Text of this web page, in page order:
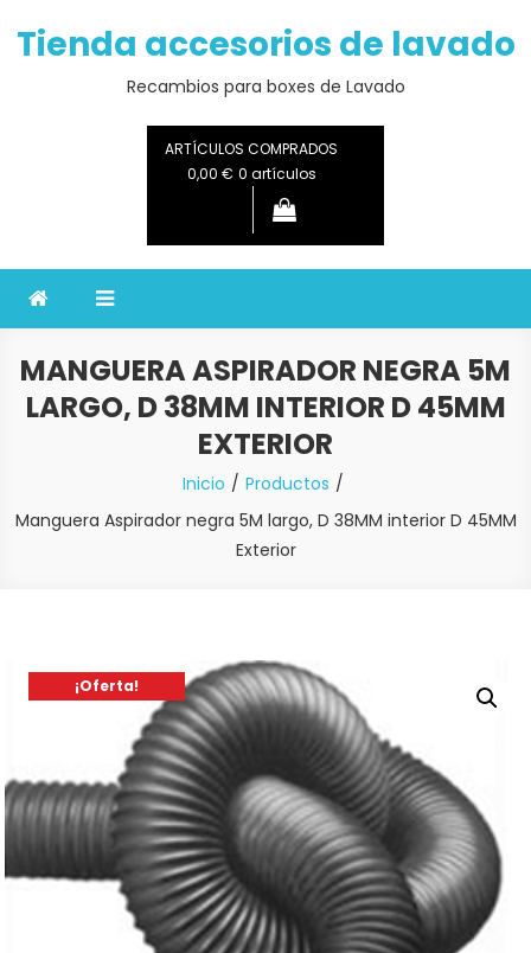
Tienda accesorios de lavado
Recambios para boxes de Lavado
ARTÍCULOS COMPRADOS
0,00 € 0 artículos
MANGUERA ASPIRADOR NEGRA 5M
LARGO, D 38MM INTERIOR D 45MM
EXTERIOR
Inicio
Productos
Manguera Aspirador negra 5M largo, D 38MM interior D 45MM
Exterior
¡Oferta!